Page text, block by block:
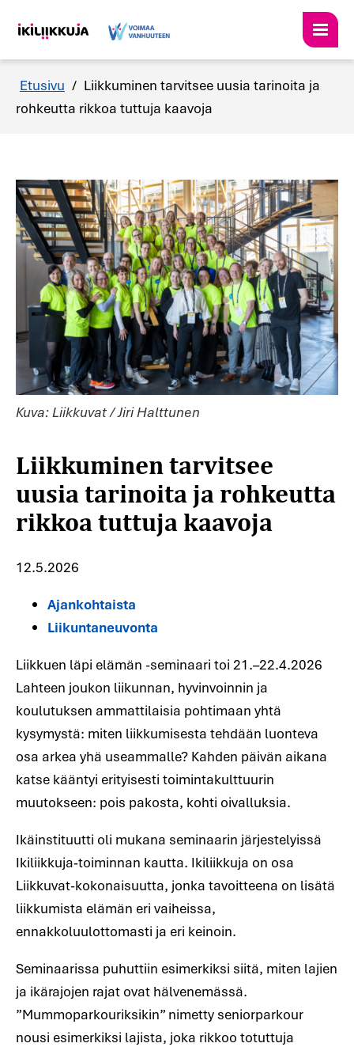
Etusivu / Liikkuminen tarvitsee uusia tarinoita ja
rohkeutta rikkoa tuttuja kaavoja
Kuva: Liikkuvat / Jiri Halttunen
Liikkuminen tarvitsee
uusia tarinoita ja rohkeutta
rikkoa tuttuja kaavoja
12.5.2026
Ajankohtaista
Liikuntaneuvonta
Liikkuen läpi elämän -seminaari toi 21.–22.4.2026
Lahteen joukon liikunnan, hyvinvoinnin ja
koulutuksen ammattilaisia pohtimaan yhtä
kysymystä: miten liikkumisesta tehdään luonteva
osa arkea yhä useammalle? Kahden päivän aikana
katse kääntyi erityisesti toimintakulttuurin
muutokseen: pois pakosta, kohti oivalluksia.
Ikäinstituutti oli mukana seminaarin järjestelyissä
Ikiliikkuja‑toiminnan kautta. Ikiliikkuja on osa
Liikkuvat-kokonaisuutta, jonka tavoitteena on lisätä
liikkumista elämän eri vaiheissa,
ennakkoluulottomasti ja eri keinoin.
Seminaarissa puhuttiin esimerkiksi siitä, miten lajien
ja ikärajojen rajat ovat hälvenemässä.
”Mummoparkouriksikin” nimetty seniorparkour
nousi esimerkiksi lajista, joka rikkoo totuttuja